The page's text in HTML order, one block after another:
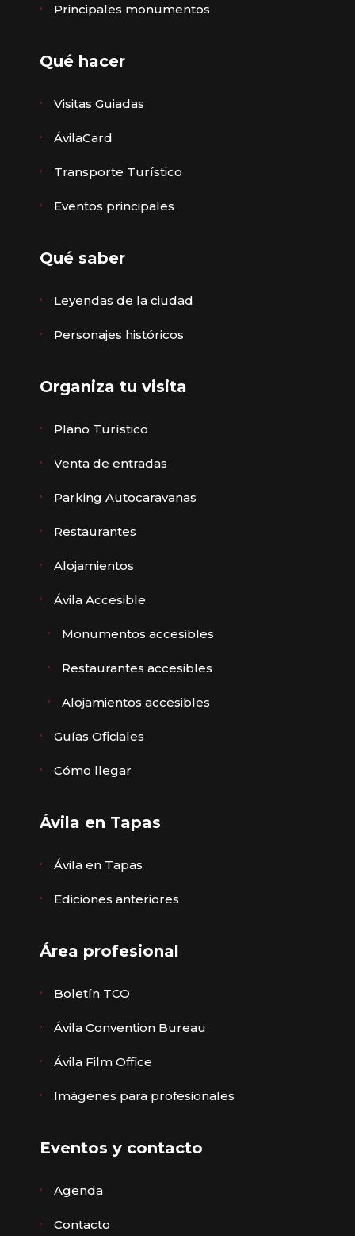
Principales monumentos
Qué hacer
Visitas Guiadas
ÁvilaCard
Transporte Turístico
Eventos principales
Qué saber
Leyendas de la ciudad
Personajes históricos
Organiza tu visita
Plano Turístico
Venta de entradas
Parking Autocaravanas
Restaurantes
Alojamientos
Ávila Accesible
Monumentos accesibles
Restaurantes accesibles
Alojamientos accesibles
Guías Oficiales
Cómo llegar
Ávila en Tapas
Ávila en Tapas
Ediciones anteriores
Área profesional
Boletín TCO
Ávila Convention Bureau
Ávila Film Office
Imágenes para profesionales
Eventos y contacto
Agenda
Contacto